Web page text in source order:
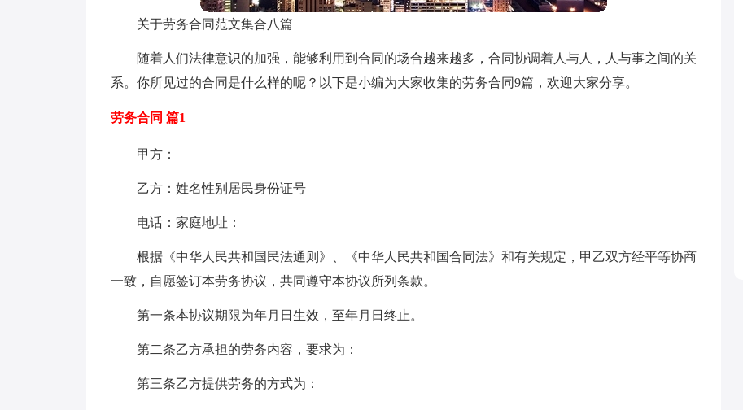
关于劳务合同范文集合八篇
随着人们法律意识的加强，能够利用到合同的场合越来越多，合同协调着人与人，人与事之间的关
系。你所见过的合同是什么样的呢？以下是小编为大家收集的劳务合同9篇，欢迎大家分享。
劳务合同 篇1
甲方：
乙方：姓名性别居民身份证号
电话：家庭地址：
根据《中华人民共和国民法通则》、《中华人民共和国合同法》和有关规定，甲乙双方经平等协商
一致，自愿签订本劳务协议，共同遵守本协议所列条款。
第一条本协议期限为年月日生效，至年月日终止。
第二条乙方承担的劳务内容，要求为：
第三条乙方提供劳务的方式为：